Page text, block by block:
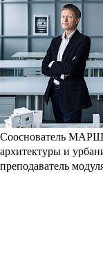
Сооснователь МАРШ,
архитектуры и
преподаватель